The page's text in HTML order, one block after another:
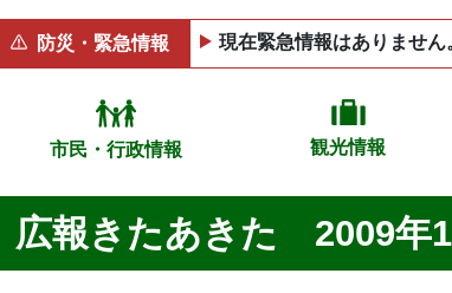
防災・緊急情報 現在緊急情報はありません
市民・行政情報 観光情報
広報きたあきた 2009年